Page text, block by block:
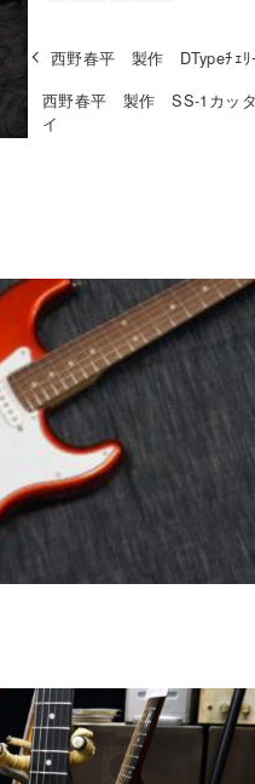
西野春平 製作 DTypeﾁｪﾘ
西野春平 製作 SS-1カッ
イ